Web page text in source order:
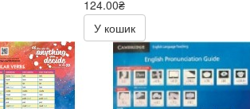
124.00₴
У кошик